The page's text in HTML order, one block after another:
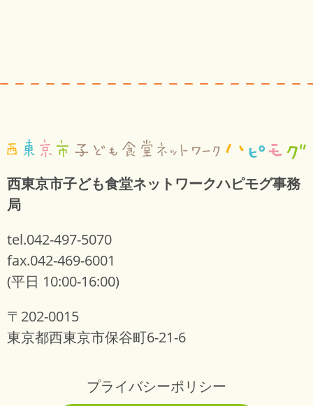
西東京市子ども食堂ネットワークハピモグ事務
局
tel.042-497-5070
fax.042-469-6001
(平日 10:00-16:00)
〒202-0015
東京都西東京市保谷町6-21-6
プライバシーポリシー